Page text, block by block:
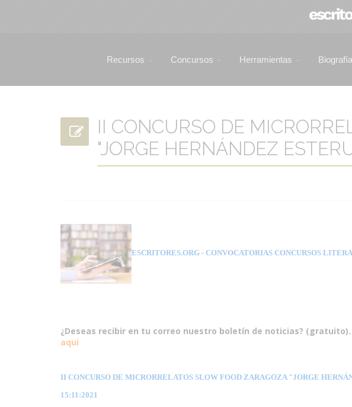
Recursos Concursos Herramientas
II CONCURSO DE
"JORGE HERNÁNDEZ
ESCRITORES.ORG - CONVOCATORIAS CONCURSOS
¿Deseas recibir en tu correo nuestro boletín de noticias? (gratuito).
aqui
II CONCURSO DE MICRORRELATOS SLOW FOOD ZARAGOZA "JORGE
15:11:2021